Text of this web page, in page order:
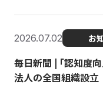
2026.07.02 お
毎日新聞 | 「認知度
法人の全国組織設立